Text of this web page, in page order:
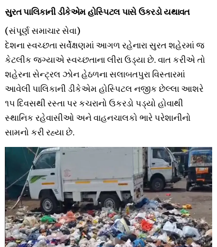
સુરત પાલિકાની ડીકેએમ હોસ્પિટલ પાસે ઉકરડો યથાવત
(સંપૂર્ણ સમાચાર સેવા)
દેશના સ્વચ્છતા સર્વેક્ષણમાં આગળ રહેનારા સુરત શહેરમાં જ
કેટલીક જગ્યાએ સ્વચ્છતાના લીરા ઉડ્યા છે. વાત કરીએ તો
શહેરના સેન્ટ્રલ ઝોન હેઠળના સલાબતપુરા વિસ્તારમાં
આવેલી પાલિકાની ડીકેએમ હોસ્પિટલ નજીક છેલ્લા આશરે
૧૫ દિવસથી રસ્તા પર કચરાનો ઉકરડો પડ્યો હોવાથી
સ્થાનિક રહેવાસીઓ અને વાહનચાલકો ભારે પરેશાનીનો
સામનો કરી રહ્યા છે.